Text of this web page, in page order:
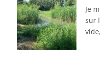
Je
sur